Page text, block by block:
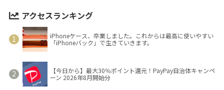
アクセスランキング
iPhoneケース、卒業しました。これからは最高に使いやすい
「iPhoneバック」で生きていきます。
【今日から】最大30％ポイント還元！PayPay自治体キャンペ
ーン 2026年8月開始分